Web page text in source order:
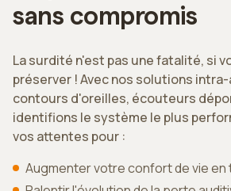
sans compromis
La surdité n'est pas une fatalité, si
préserver ! Avec nos solutions
contours d'oreilles, écouteurs
identifions le système le plus
vos attentes pour :
Augmenter votre confort de vie